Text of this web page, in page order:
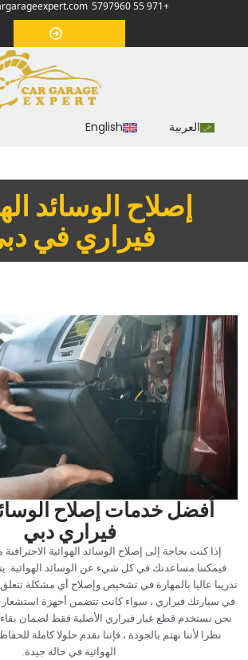
+971 55 5797960
‏موعد‏
العربية English
‏إصلاح الوسائد
فيراري في
‏أفضل خدمات إصلاح
فيراري دبي‏
‏إذا كنت بحاجة إلى إصلاح الوسائد الهوائية
فيمكننا مساعدتك في كل شيء عن الوسائد الهوائية.
تدريبا عاليا بالمهارة في تشخيص وإصلاح أي مشكلة تتعلق
في سيارتك فيراري ، سواء كانت تتضمن أجهزة استشعار
نحن نستخدم قطع غيار فيراري الأصلية فقط لضمان
نظرا لأننا نهتم بالجودة ، فإننا نقدم حلولا كاملة
الهوائية في حالة جيدة.‏